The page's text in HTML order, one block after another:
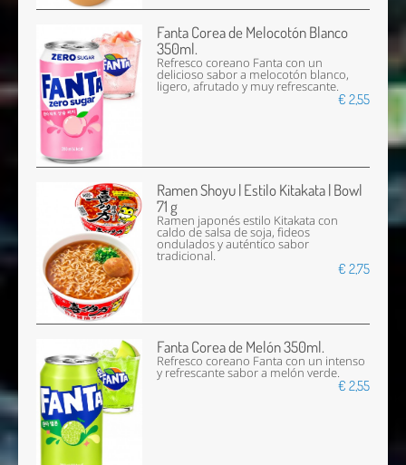
Fanta Corea de Melocotón Blanco
350ml.
Refresco coreano Fanta con un
delicioso sabor a melocotón blanco,
ligero, afrutado y muy refrescante.
€ 2,55
Ramen Shoyu | Estilo Kitakata | Bowl
71 g
Ramen japonés estilo Kitakata con
caldo de salsa de soja, fideos
ondulados y auténtico sabor
tradicional.
€ 2,75
Fanta Corea de Melón 350ml.
Refresco coreano Fanta con un intenso
y refrescante sabor a melón verde.
€ 2,55